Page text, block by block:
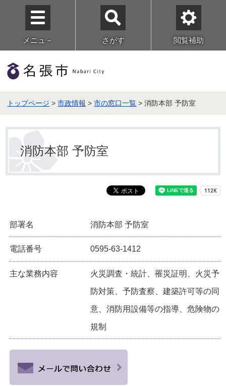
メニュ－ さがす 閲覧補助
トップページ >市政情報 >市の窓口一覧 > 消防本部 予防室
消防本部 予防室
部署名 消防本部 予防室
電話番号 0595-63-1412
主な業務内容 火災調査・統計、罹災証明、火災予
防対策、予防査察、建築許可等の同
意、消防用設備等の指導、危険物の
規制